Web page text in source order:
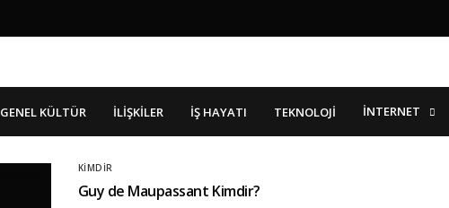
GENEL KÜLTÜR İLIŞKILER İŞ HAYATI TEKNOLOJI İNTERNET
KIMDIR
Guy de Maupassant Kimdir?